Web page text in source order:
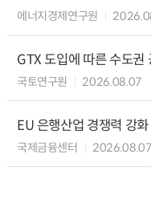
에너지경제연구원
GTX 도입에 따른 수도권
국토연구원 2026.08.07
EU 은행산업 경쟁력 강
국제금융센터 2026.08.07